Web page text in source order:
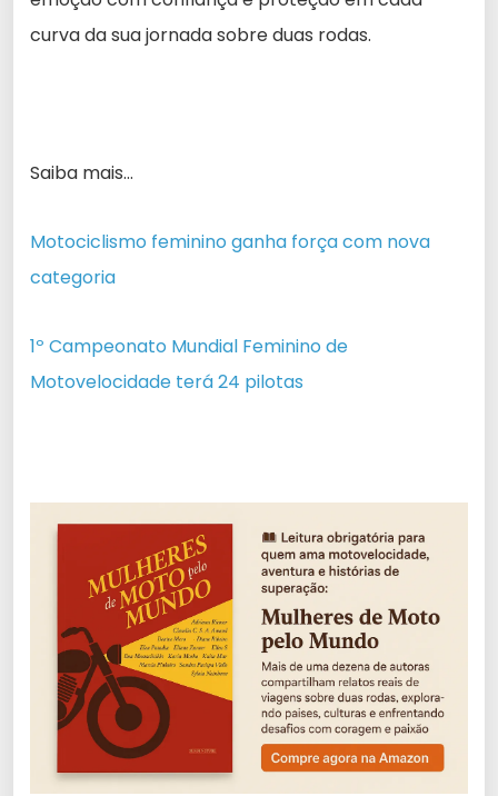
curva da sua jornada sobre duas rodas.
Saiba mais…
Motociclismo feminino ganha força com nova
categoria
1º Campeonato Mundial Feminino de
Motovelocidade terá 24 pilotas